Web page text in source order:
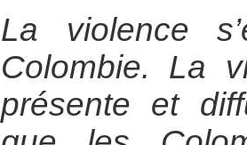
La violence
Colombie. La
présente et